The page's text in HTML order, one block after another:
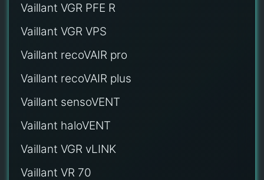
Vaillant VGR PFE R
Vaillant VGR VPS
Vaillant recoVAIR pro
Vaillant recoVAIR plus
Vaillant sensoVENT
Vaillant haloVENT
Vaillant VGR vLINK
Vaillant VR 70